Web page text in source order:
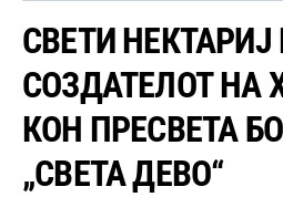
СВЕТИ НЕКТАРИЈ
СОЗДАТЕЛОТ НА
КОН ПРЕСВЕТА
„СВЕТА ДЕВО“